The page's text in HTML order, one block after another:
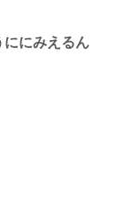
ににみえるん